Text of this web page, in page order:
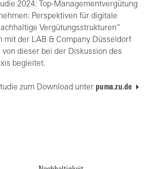
2024: Top-Managementvergütung
Perspektiven für digitale
Vergütungsstrukturen“
mit der LAB & Company Düsseldorf
dieser bei der Diskussion des
begleitet.
zum Download unter puma.zu.de